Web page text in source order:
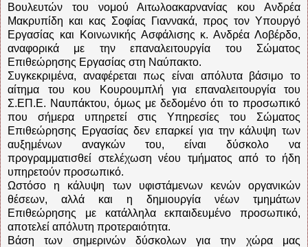
Βουλευτών του νομού Αιτωλοακαρνανίας κου Ανδρέα
Μακρυπίδη και κας Σοφίας Γιαννακά, προς τον Υπουργό
Εργασίας και Κοινωνικής Ασφάλισης κ. Ανδρέα Λοβέρδο,
αναφορικά με την επαναλειτουργία του Σώματος
Επιθεώρησης Εργασίας στη Ναύπακτο.
Συγκεκριμένα, αναφέρεται πως είναι απόλυτα βάσιμο το
αίτημα του κου Κουρουμπλή για επαναλειτουργία του
Σ.ΕΠ.Ε. Ναυπάκτου, όμως με δεδομένο ότι το προσωπικό
που σήμερα υπηρετεί στις Υπηρεσίες του Σώματος
Επιθεώρησης Εργασίας δεν επαρκεί για την κάλυψη των
αυξημένων αναγκών του, είναι δύσκολο να
προγραμματισθεί στελέχωση νέου τμήματος από το ήδη
υπηρετούν προσωπικό.
Ωστόσο η κάλυψη των υφιστάμενων κενών οργανικών
θέσεων, αλλά και η δημιουργία νέων τμημάτων
Επιθεώρησης με κατάλληλα εκπαιδευμένο προσωπικό,
αποτελεί απόλυτη προτεραιότητα.
Βάση των σημερινών δύσκολων για την χώρα μας